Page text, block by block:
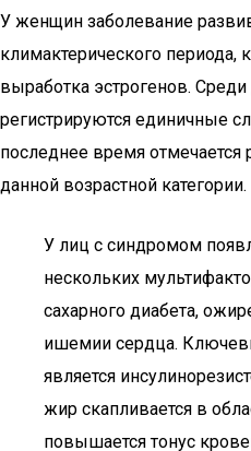
У женщин заболевание
климактерического периода,
выработка эстрогенов.
регистрируются единичные
последнее время отмечается
данной возрастной категории.
У лиц с синдромом
нескольких
сахарного диабета,
ишемии сердца.
является
жир скапливается в
повышается тонус